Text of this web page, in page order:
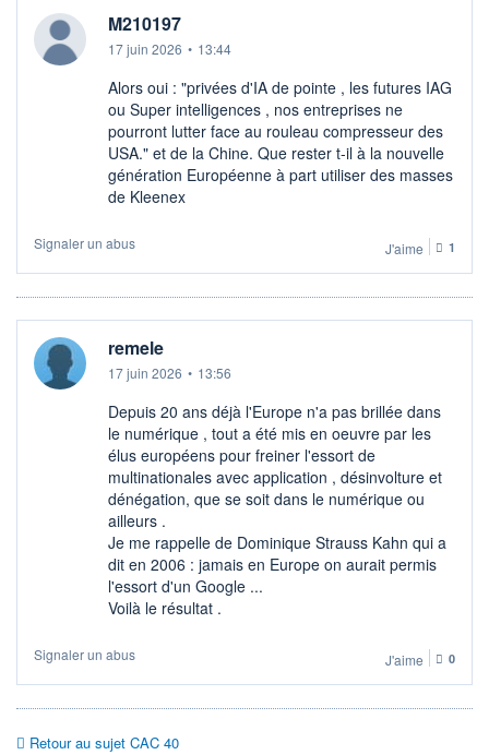
M210197
17 juin 2026 • 13:44
Alors oui : "privées d'IA de pointe , les futures IAG
ou Super intelligences , nos entreprises ne
pourront lutter face au rouleau compresseur des
USA." et de la Chine. Que rester t-il à la nouvelle
génération Européenne à part utiliser des masses
de Kleenex
Signaler un abus J'aime 1
remele
17 juin 2026 • 13:56
Depuis 20 ans déjà l'Europe n'a pas brillée dans
le numérique , tout a été mis en oeuvre par les
élus européens pour freiner l'essort de
multinationales avec application , désinvolture et
dénégation, que se soit dans le numérique ou
ailleurs .
Je me rappelle de Dominique Strauss Kahn qui a
dit en 2006 : jamais en Europe on aurait permis
l'essort d'un Google ...
Voilà le résultat .
Signaler un abus J'aime 0
Retour au sujet CAC 40